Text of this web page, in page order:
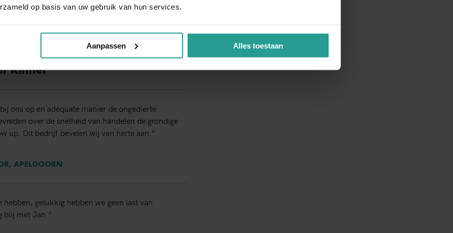
op basis van uw gebruik van hun services.
Aanpassen Alles toestaan
NEEM CONTACT MET ONS OP
Binnen 1 werkdag antwoord
Kinnef
ons op en adequate manier de ongedierte
over de snelheid van handelen de grondige
up. Dit bedrijf bevelen wij van harte aan.”
APELDOORN
gelukkig hebben we geen last van
blij met Jan.”